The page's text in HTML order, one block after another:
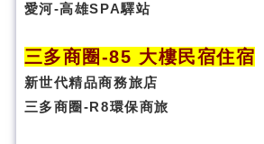
愛河-高雄SPA驛站
三多商圈 -85 大樓民宿住宿
新世代精品商務旅店
三多商圈-R8環保商旅